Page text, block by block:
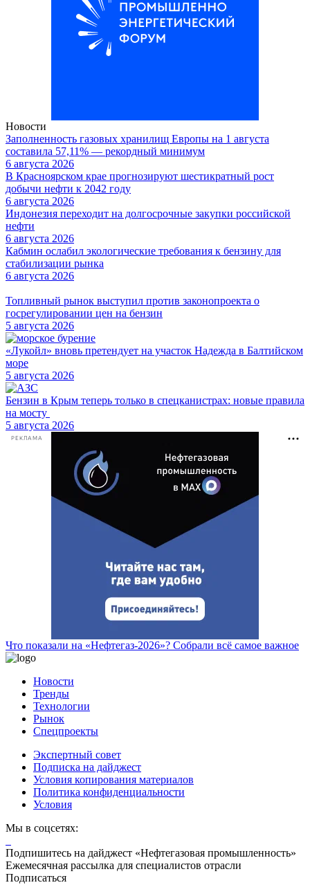
Новости
Заполненность газовых хранилищ Европы на 1 августа
составила 57,11% — рекордный минимум
6 августа 2026
В Красноярском крае прогнозируют шестикратный рост
добычи нефти к 2042 году
6 августа 2026
Индонезия переходит на долгосрочные закупки российской
нефти
6 августа 2026
Кабмин ослабил экологические требования к бензину для
стабилизации рынка
6 августа 2026
Топливный рынок выступил против законопроекта о
госрегулировании цен на бензин
5 августа 2026
«Лукойл» вновь претендует на участок Надежда в Балтийском
море
5 августа 2026
Бензин в Крым теперь только в спецканистрах: новые правила
на мосту
5 августа 2026
РЕКЛАМА
Что показали на «Нефтегаз-2026»? Собрали всё самое важное
Новости
Тренды
Технологии
Рынок
Спецпроекты
Экспертный совет
Подписка на дайджест
Условия копирования материалов
Политика конфиденциальности
Условия
Мы в соцсетях:
Подпишитесь на дайджест «Нефтегазовая промышленность»
Ежемесячная рассылка для специалистов отрасли
Подписаться